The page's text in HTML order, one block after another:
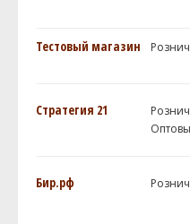
Тестовый магазин
Стратегия 21
Бир.рф